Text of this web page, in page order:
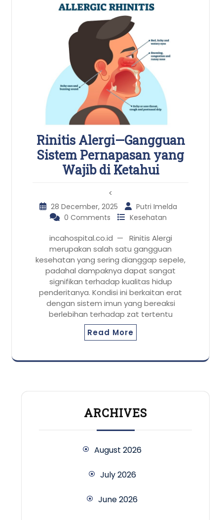
Rinitis Alergi—Gangguan
Sistem Pernapasan yang
Wajib di Ketahui
<
28 December, 2025
Putri Imelda
0 Comments
Kesehatan
incahospital.co.id — Rinitis Alergi
merupakan salah satu gangguan
kesehatan yang sering dianggap sepele,
padahal dampaknya dapat sangat
signifikan terhadap kualitas hidup
penderitanya. Kondisi ini berkaitan erat
dengan sistem imun yang bereaksi
berlebihan terhadap zat tertentu
Read More
ARCHIVES
August 2026
July 2026
June 2026